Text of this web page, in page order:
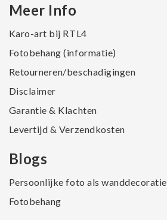
Meer Info
Karo-art bij RTL4
Fotobehang (informatie)
Retourneren/beschadigingen
Disclaimer
Garantie & Klachten
Levertijd & Verzendkosten
Blogs
Persoonlijke foto als wanddecoratie
Fotobehang